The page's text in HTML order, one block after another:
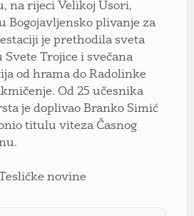
na rijeci Velikoj Usori,
Bogojavljensko plivanje za
je prethodila sveta
Trojice i svečana
od hrama do Radolinke
Od 25 učesnika
je doplivao Branko Simić
titulu viteza Časnog
novine